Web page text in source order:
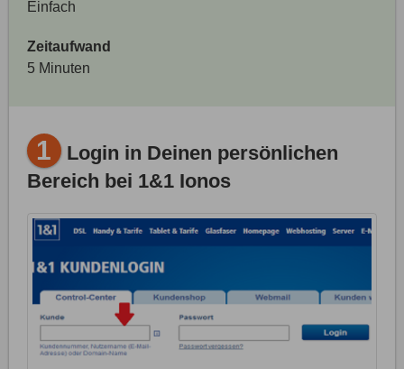
Einfach
Zeitaufwand
5 Minuten
1 Login in Deinen persönlichen
Bereich bei 1&1 Ionos